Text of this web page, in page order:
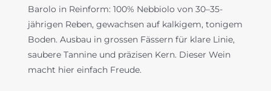
Barolo in Reinform: 100% Nebbiolo von 30–35-
jährigen Reben, gewachsen auf kalkigem, tonigem
Boden. Ausbau in grossen Fässern für klare Linie,
saubere Tannine und präzisen Kern. Dieser Wein
macht hier einfach Freude.